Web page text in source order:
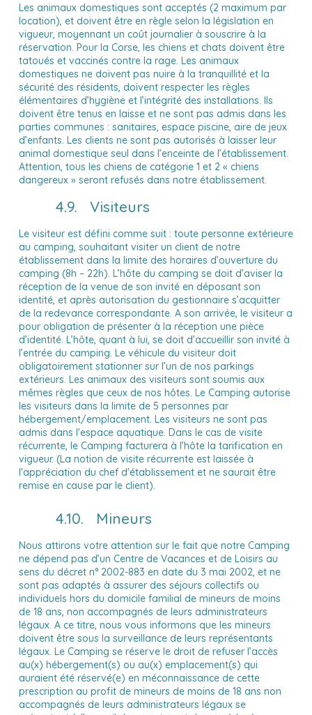
Les animaux domestiques sont acceptés (2 maximum par
location), et doivent être en règle selon la législation en
vigueur, moyennant un coût journalier à souscrire à la
réservation. Pour la Corse, les chiens et chats doivent être
tatoués et vaccinés contre la rage. Les animaux
domestiques ne doivent pas nuire à la tranquillité et la
sécurité des résidents, doivent respecter les règles
élémentaires d’hygiène et l’intégrité des installations. Ils
doivent être tenus en laisse et ne sont pas admis dans les
parties communes : sanitaires, espace piscine, aire de jeux
d’enfants. Les clients ne sont pas autorisés à laisser leur
animal domestique seul dans l’enceinte de l’établissement.
Attention, tous les chiens de catégorie 1 et 2 « chiens
dangereux » seront refusés dans notre établissement.
4.9. Visiteurs
Le visiteur est défini comme suit : toute personne extérieure
au camping, souhaitant visiter un client de notre
établissement dans la limite des horaires d’ouverture du
camping (8h – 22h). L’hôte du camping se doit d’aviser la
réception de la venue de son invité en déposant son
identité, et après autorisation du gestionnaire s’acquitter
de la redevance correspondante. A son arrivée, le visiteur a
pour obligation de présenter à la réception une pièce
d’identité. L’hôte, quant à lui, se doit d’accueillir son invité à
l’entrée du camping. Le véhicule du visiteur doit
obligatoirement stationner sur l’un de nos parkings
extérieurs. Les animaux des visiteurs sont soumis aux
mêmes règles que ceux de nos hôtes. Le Camping autorise
les visiteurs dans la limite de 5 personnes par
hébergement/emplacement. Les visiteurs ne sont pas
admis dans l'espace aquatique. Dans le cas de visite
récurrente, le Camping facturera à l’hôte la tarification en
vigueur. (La notion de visite récurrente est laissée à
l'appréciation du chef d'établissement et ne saurait être
remise en cause par le client).
4.10. Mineurs
Nous attirons votre attention sur le fait que notre Camping
ne dépend pas d’un Centre de Vacances et de Loisirs au
sens du décret n° 2002-883 en date du 3 mai 2002, et ne
sont pas adaptés à assurer des séjours collectifs ou
individuels hors du domicile familial de mineurs de moins
de 18 ans, non accompagnés de leurs administrateurs
légaux. A ce titre, nous vous informons que les mineurs
doivent être sous la surveillance de leurs représentants
légaux. Le Camping se réserve le droit de refuser l’accès
au(x) hébergement(s) ou au(x) emplacement(s) qui
auraient été réservé(e) en méconnaissance de cette
prescription au profit de mineurs de moins de 18 ans non
accompagnés de leurs administrateurs légaux se